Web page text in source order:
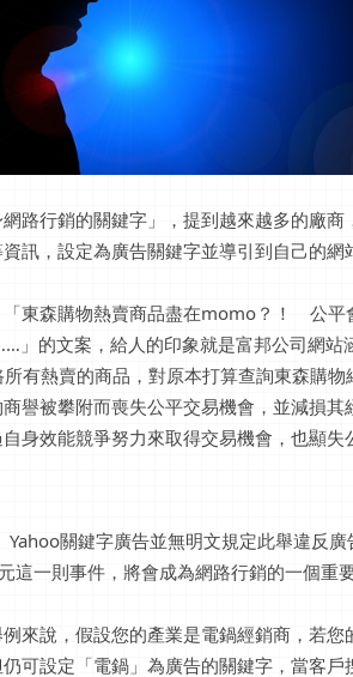
路行銷的關鍵字」，提到越來越多的廠商
訊，設定為廣告關鍵字並導引到自己的網
東森購物熱賣商品盡在momo？！ 公平
的文案，給人的印象就是富邦公司網站
有熱賣的商品，對原本打算查詢東森購物
譽被攀附而喪失公平交易機會，並減損其
身效能競爭努力來取得交易機會，也顯失
關鍵字廣告並無明文規定此舉違反
一則事件，將會成為網路行銷的一個重要
來說，假設您的產業是電鍋經銷商，若您
可設定「電鍋」為廣告的關鍵字，當客